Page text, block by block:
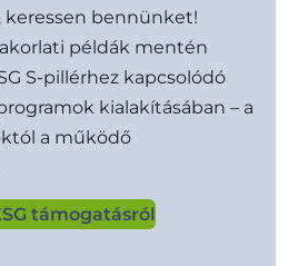
keressen bennünket!
példák mentén
S-pillérhez kapcsolódó
kialakításában – a
a működő
támogatásról